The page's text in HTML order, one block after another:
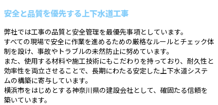
安全と品質を優先する上下水道工事
弊社では工事の品質と安全管理を最優先事項としています。
すべての現場で安全に作業を進めるための厳格なルールとチェック体
制を設け、事故やトラブルの未然防止に努めています。
また、使用する材料や施工技術にもこだわりを持っており、耐久性と
効率性を両立させることで、長期にわたる安定した上下水道システ
ムの構築に寄与しています。
横浜市をはじめとする神奈川県の建設会社として、確固たる信頼を
築いています。